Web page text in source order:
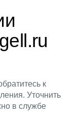
к
Уточнить
в службе